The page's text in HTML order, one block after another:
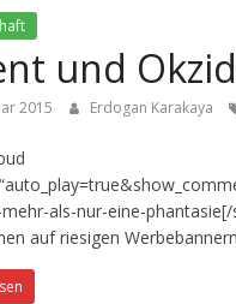
und
2015 Erdogan Karakaya
als-nur-eine-
auf riesigen